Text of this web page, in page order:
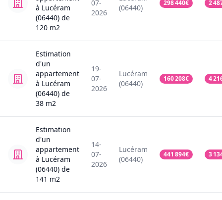
à Lucéram
(06440) de
120 m2
07-
2026
(06440)
298 440€ 2
Estimation
d'un
appartement
à Lucéram
(06440) de
38 m2
19-
07-
2026
Lucéram
(06440)
160 208€ 4
Estimation
d'un
appartement
à Lucéram
(06440) de
141 m2
14-
07-
2026
Lucéram
(06440)
441 894€ 3